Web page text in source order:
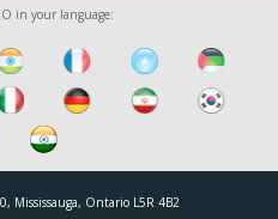
in your language:
Mississauga, Ontario L5R 4B2